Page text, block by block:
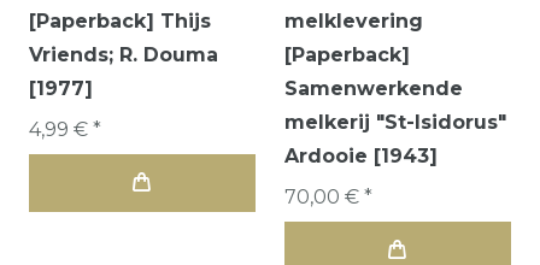
[Paperback] Thijs
Vriends; R. Douma
[1977]
4,99 € *
melklevering
[Paperback]
Samenwerkende
melkerij "St-Isidorus"
Ardooie [1943]
70,00 € *